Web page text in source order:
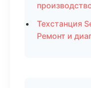
Техстанция
Ремонт и